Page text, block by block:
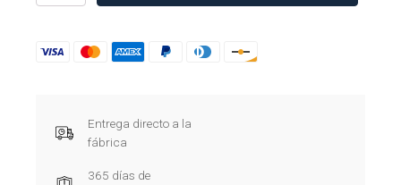
Entrega directo a la
fábrica
365 días de